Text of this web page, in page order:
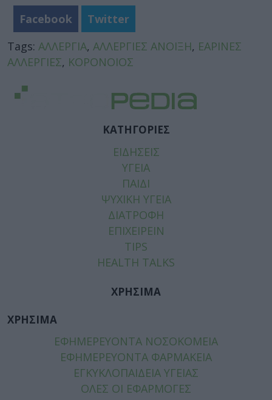
Facebook
Twitter
Tags: ΑΛΛΕΡΓΙΑ, ΑΛΛΕΡΓΙΕΣ ΑΝΟΙΞΗ, ΕΑΡΙΝΕΣ
ΑΛΛΕΡΓΙΕΣ, ΚΟΡΟΝΟΙΟΣ
ΚΑΤΗΓΟΡΙΕΣ
ΕΙΔΗΣΕΙΣ
ΥΓΕΙΑ
ΠΑΙΔΙ
ΨΥΧΙΚΗ ΥΓΕΙΑ
ΔΙΑΤΡΟΦΗ
ΕΠΙΧΕΙΡΕΙΝ
TIPS
HEALTH TALKS
ΧΡΗΣΙΜΑ
ΧΡΗΣΙΜΑ
ΕΦΗΜΕΡΕΥΟΝΤΑ ΝΟΣΟΚΟΜΕΙΑ
ΕΦΗΜΕΡΕΥΟΝΤΑ ΦΑΡΜΑΚΕΙΑ
ΕΓΚΥΚΛΟΠΑΙΔΕΙΑ ΥΓΕΙΑΣ
ΟΛΕΣ ΟΙ ΕΦΑΡΜΟΓΕΣ